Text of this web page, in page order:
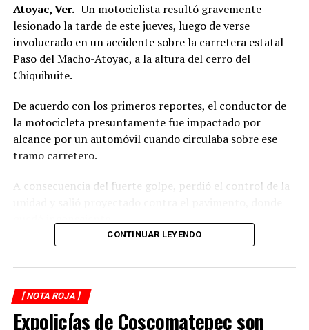
Atoyac, Ver.-Un motociclista resultó gravemente
lesionado la tarde de este jueves, luego de verse
involucrado en un accidente sobre la carretera estatal
Paso del Macho-Atoyac, a la altura del cerro del
Chiquihuite.
De acuerdo con los primeros reportes, el conductor de
la motocicleta presuntamente fue impactado por
alcance por un automóvil cuando circulaba sobre ese
tramo carretero.
A consecuencia del fuerte golpe, perdió el control de la
Testigos del accidente solicitaron de inmediato el apoyo
de los cuerpos de emergencia al percatarse de que el
asfáltica, mientras otros automovilistas redujeron la
velocidad para evitar otro percance.
CONTINUAR LEYENDO
[ NOTA ROJA ]
Expolicías de Coscomatepec son